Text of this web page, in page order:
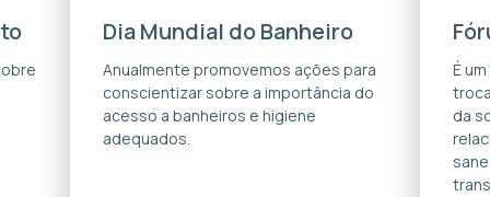
Dia Mundial do Banheiro
Anualmente promovemos ações para
conscientizar sobre a importância do
acesso a banheiros e higiene
adequados.
É
da